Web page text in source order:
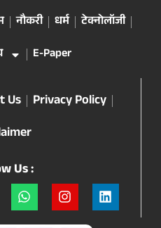
नौकरी धर्म
टेक्नोलॉजी
E-Paper
Us
Privacy Policy
Us :